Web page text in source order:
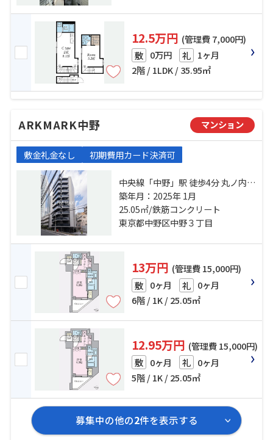
12.5万円 (管理費 7,000円)
敷 0万円 礼 1ヶ月
2階 / 1LDK / 35.95㎡
ARKMARK中野 マンション
敷金礼金なし 初期費用カード決済可
中央線「中野」駅 徒歩4分 丸ノ内線
「新中野」駅 徒歩10分 総武線「高
円寺」駅 徒歩20分
築年月：2025年 1月
25.05㎡/鉄筋コンクリート
東京都中野区中野３丁目
13万円 (管理費 15,000円)
敷 0ヶ月 礼 0ヶ月
6階 / 1K / 25.05㎡
12.95万円 (管理費 15,000円)
敷 0ヶ月 礼 0ヶ月
5階 / 1K / 25.05㎡
募集中の他の2件を表示する